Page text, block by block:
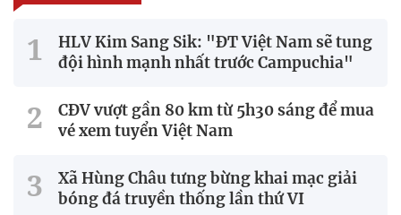
HLV Kim Sang Sik: "ĐT Việt Nam sẽ tung
đội hình mạnh nhất trước Campuchia"
CĐV vượt gần 80 km từ 5h30 sáng để mua
vé xem tuyển Việt Nam
Xã Hùng Châu tưng bừng khai mạc giải
bóng đá truyền thống lần thứ VI